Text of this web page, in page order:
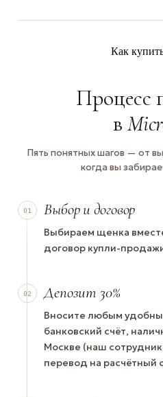
Как
Процесс
в
Пять понятных шагов — от
когда вы
01 Выбор и договор
Выбираем щенка
договор купли-
02 Депозит 30%
Вносите любым
банковский счёт,
Москве (наш
перевод на расчётный